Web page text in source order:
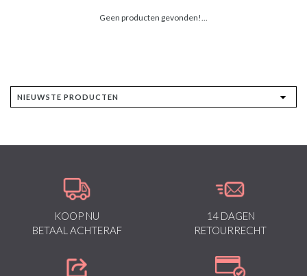
Geen producten gevonden!...
KOOP NU
BETAAL ACHTERAF
14 DAGEN
RETOURRECHT